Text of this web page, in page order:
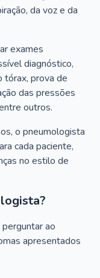
da voz e da
exames
diagnóstico,
tórax, prova de
das pressões
outros.
o pneumologista
cada paciente,
no estilo de
ao
apresentados